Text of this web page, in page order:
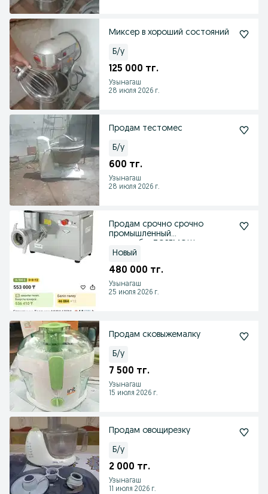
Миксер в хороший состояний
Б/у
125 000 тг.
Узынагаш
28 июля 2026 г.
Продам тестомес
Б/у
600 тг.
Узынагаш
28 июля 2026 г.
Продам срочно срочно
промышленный
МИМ-600.
Новый
480 000 тг.
Узынагаш
25 июля 2026 г.
Продам сковыжемалку
Б/у
7 500 тг.
Узынагаш
15 июля 2026 г.
Продам овощирезку
Б/у
2 000 тг.
Узынагаш
11 июля 2026 г.